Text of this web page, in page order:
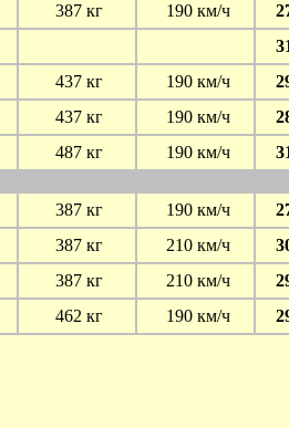
387 кг 190 км/ч
437 кг 190 км/ч
437 кг 190 км/ч
487 кг 190 км/ч
387 кг 190 км/ч
387 кг 210 км/ч
387 кг 210 км/ч
462 кг 190 км/ч